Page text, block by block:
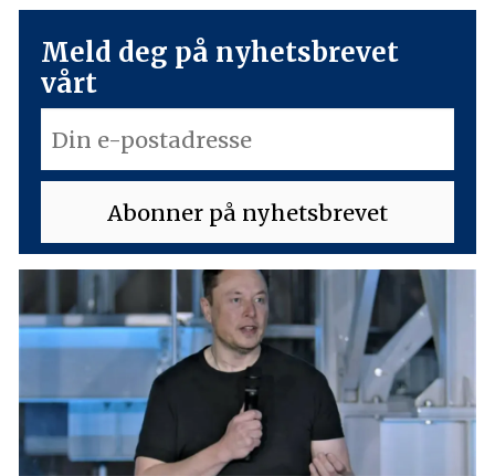
Meld deg på nyhetsbrevet
vårt